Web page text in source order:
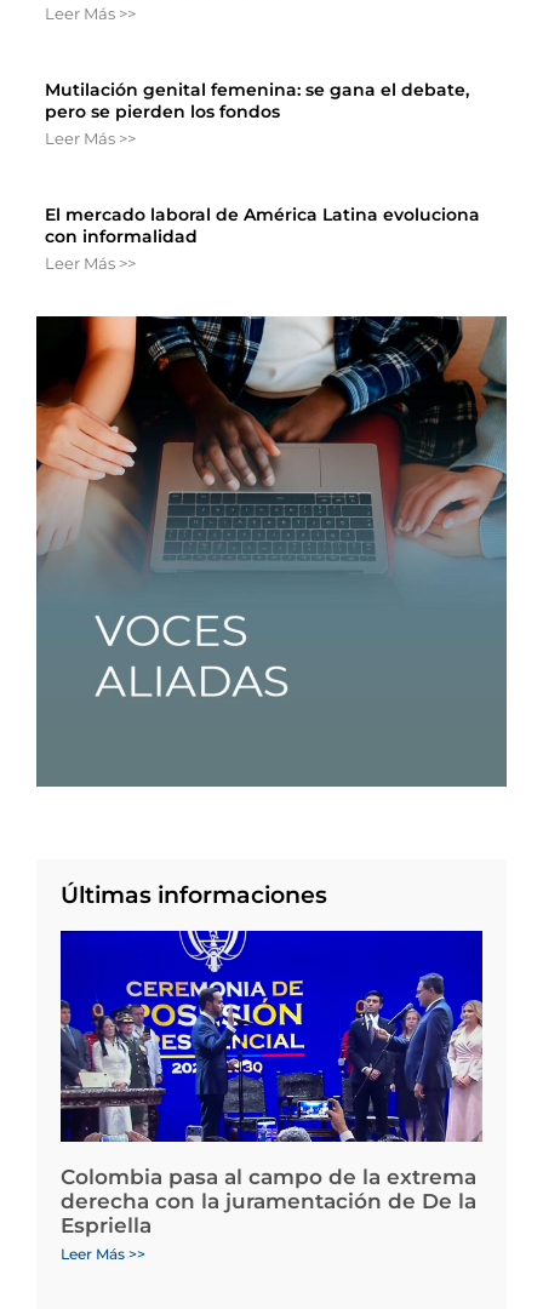
Leer Más >>
Mutilación genital femenina: se gana el debate,
pero se pierden los fondos
Leer Más >>
El mercado laboral de América Latina evoluciona
con informalidad
Leer Más >>
Últimas informaciones
Colombia pasa al campo de la extrema
derecha con la juramentación de De la
Espriella
Leer Más >>